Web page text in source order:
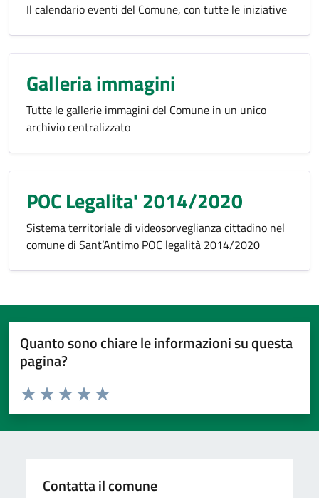
Il calendario eventi del Comune, con tutte le iniziative
Galleria immagini
Tutte le gallerie immagini del Comune in un unico
archivio centralizzato
POC Legalita' 2014/2020
Sistema territoriale di videosorveglianza cittadino nel
comune di Sant’Antimo POC legalità 2014/2020
Quanto sono chiare le informazioni su questa
pagina?
Valuta da 1 a 5 stelle la pagina
Valuta 5 stelle su 5
Valuta 4 stelle su 5
Valuta 3 stelle su 5
Valuta 2 stelle su 5
Valuta 1 stelle su 5
Contatta il comune